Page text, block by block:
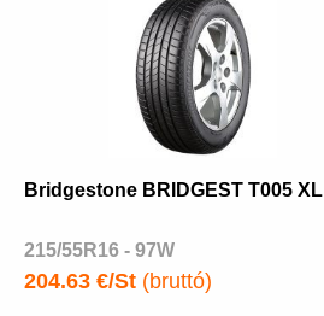
Bridgestone BRIDGEST T005 XL
215/55R16 - 97W
204.63 €/St (bruttó)